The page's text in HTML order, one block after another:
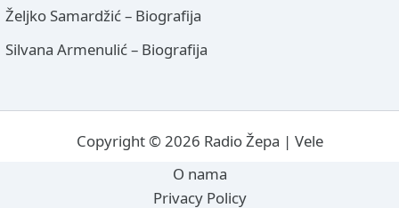
Željko Samardžić – Biografija
Silvana Armenulić – Biografija
Copyright © 2026 Radio Žepa | Vele
O nama
Privacy Policy